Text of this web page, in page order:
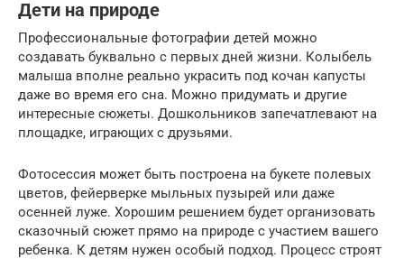
Дети на природе
Профессиональные фотографии детей можно
создавать буквально с первых дней жизни. Колыбель
малыша вполне реально украсить под кочан капусты
даже во время его сна. Можно придумать и другие
интересные сюжеты. Дошкольников запечатлевают на
площадке, играющих с друзьями.
Фотосессия может быть построена на букете полевых
цветов, фейерверке мыльных пузырей или даже
осенней луже. Хорошим решением будет организовать
сказочный сюжет прямо на природе с участием вашего
ребенка. К детям нужен особый подход. Процесс строят